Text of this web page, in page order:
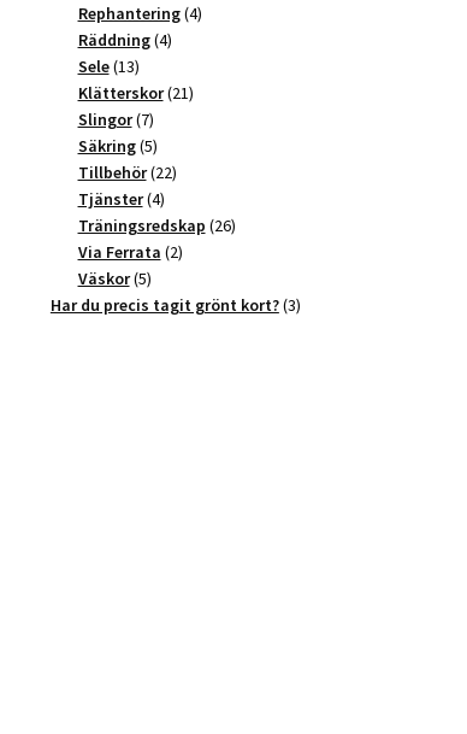
produkter
Rephantering 44
Räddning 44
Sele 1313
produkter
Klätterskor 2121
Slingor 77
produkter
Säkring 55
produkter
Tillbehör 2222
Tjänster 44
produkter
Träningsredskap 2626
Via Ferrata 22
Väskor 55
produkter
Har du precis tagit grönt kort? 33